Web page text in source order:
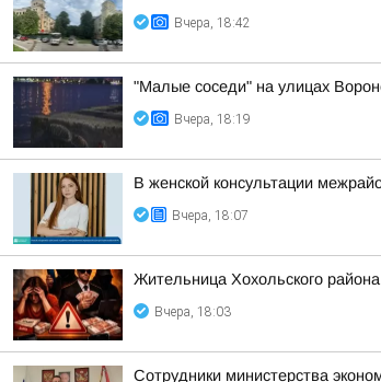
Вчера, 18:42
"Малые соседи" на улицах
Вчера, 18:19
В женской консультации
Вчера, 18:07
Жительница Хохольского
Вчера, 18:03
Сотрудники министерства